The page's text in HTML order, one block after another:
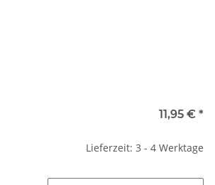
11,95 € *
Lieferzeit: 3 - 4 Werktage